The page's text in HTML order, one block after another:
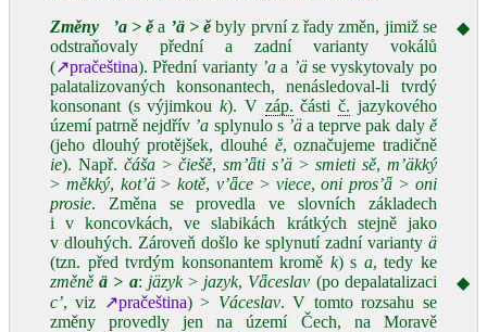
Změny
’a > ěa ’ä > ěbyly první z řady změn, jimiž se
odstraňovaly přední a zadní varianty vokálů
(↗pračeština). Přední varianty ’a a ’äse vyskytovaly po
palatalizovaných konsonantech, nenásledoval‑li tvrdý
konsonant (s výjimkouk). V záp. částič. jazykového
území patrně nejdřív ’a splynulo s ’äa teprve pak daly ě
(jeho dlouhý protějšek, dlouhé ě, označujeme tradičně
ie). Např. čáša> čiešě, sm’ǟti s’ä> smieti sě, m’äkký
> měkký, kot’ä>kotě, v’ǟce> viece,oni pros’ǟ > oni
prosie. Změna se provedla ve slovních základech
i v koncovkách, ve slabikách krátkých stejně jako
v dlouhých. Zároveň došlo ke splynutí zadní varianty ä
(tzn. před tvrdým konsonantem kromě k) s a, tedy ke
změněä > a: jäzyk> jazyk, Vǟceslav (po depalatalizaci
c’, viz ↗pračeština) > Váceslav. V tomto rozsahu se
změny provedly jen na území Čech, na Moravě
◆
◆